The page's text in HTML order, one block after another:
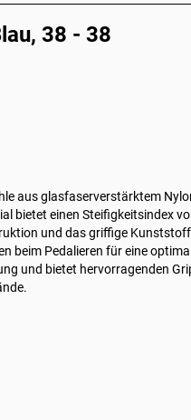
38 - 38
aus glasfaserverstärktem
bietet einen Steifigkeitsindex
und das griffige
beim Pedalieren für eine
und bietet hervorragenden